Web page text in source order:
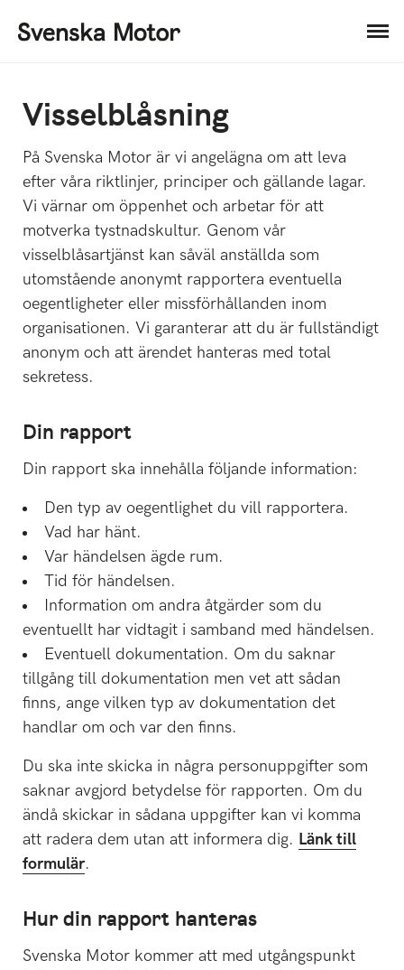
Visselblåsning
På Svenska Motor är vi angelägna om att leva
efter våra riktlinjer, principer och gällande lagar.
Vi värnar om öppenhet och arbetar för att
motverka tystnadskultur. Genom vår
visselblåsartjänst kan såväl anställda som
utomstående anonymt rapportera eventuella
oegentligheter eller missförhållanden inom
organisationen. Vi garanterar att du är fullständigt
anonym och att ärendet hanteras med total
sekretess.
Din rapport
Din rapport ska innehålla följande information:
Den typ av oegentlighet du vill rapportera.
Vad har hänt.
Var händelsen ägde rum.
Tid för händelsen.
Information om andra åtgärder som du
eventuellt har vidtagit i samband med händelsen.
Eventuell dokumentation. Om du saknar
tillgång till dokumentation men vet att sådan
finns, ange vilken typ av dokumentation det
handlar om och var den finns.
Du ska inte skicka in några personuppgifter som
saknar avgjord betydelse för rapporten. Om du
ändå skickar in sådana uppgifter kan vi komma
att radera dem utan att informera dig. Länk till
formulär.
Hur din rapport hanteras
Svenska Motor kommer att med utgångspunkt